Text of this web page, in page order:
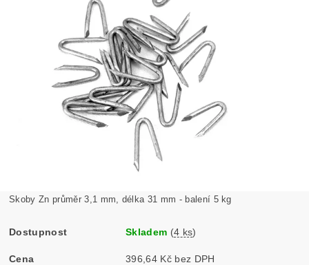
Skoby Zn průměr 3,1 mm, délka 31 mm - balení 5 kg
Dostupnost Skladem (4 ks)
Cena 396,64 Kč bez DPH